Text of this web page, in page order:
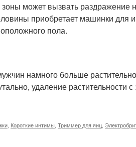
может вызвать
приобретает машинки для
пола.
намного больше
удаление растительности
Короткие интимы Триммер для яиц